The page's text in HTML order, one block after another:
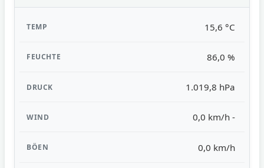
15,6 °C
86,0 %
1.019,8 hPa
0,0 km/h -
0,0 km/h